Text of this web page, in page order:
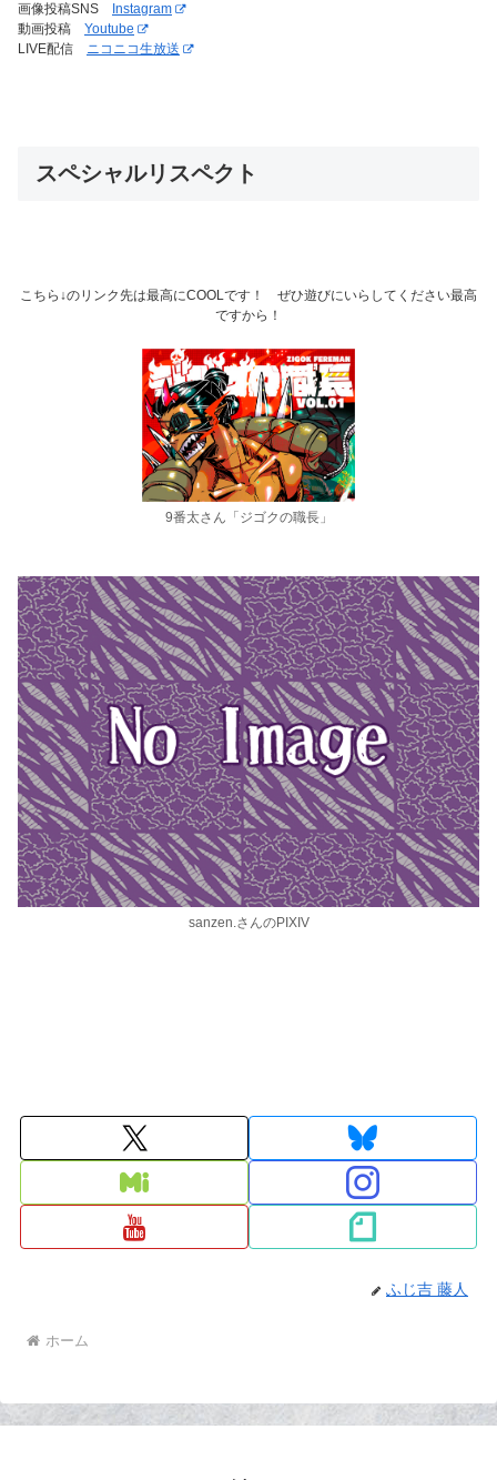
画像投稿SNS
Instagram
動画投稿 Youtube
LIVE配信 ニコニコ生放送
スペシャルリスペクト
こちら↓のリンク先は最高にCOOLです！ ぜひ遊びにいらしてください最高
ですから！
9番太さん「ジゴクの職長」
sanzen.さんのPIXIV
ふじ吉 藤人
ホーム